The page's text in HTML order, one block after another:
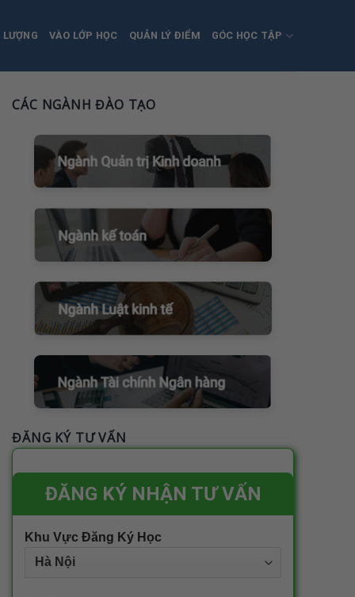
VÀO LỚP HỌC QUẢN LÝ ĐIỂM GÓC HỌC TẬP
CÁC NGÀNH ĐÀO TẠO
ĐĂNG KÝ TƯ VẤN
ĐĂNG KÝ NHẬN TƯ VẤN
Khu Vực Đăng Ký Học